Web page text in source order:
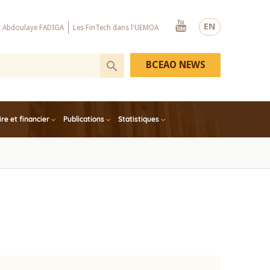
EN
Abdoulaye FADIGA Les FinTech dans l'UEMOA
Youtube
et financier Publications Statistiques
BCEAO NEWS